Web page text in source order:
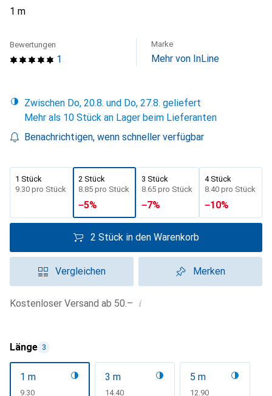
1 m
1
Bewertungen Marke
Mehr von InLine
Zwischen Do, 20.8. und Do, 27.8. geliefert
Mehr als 10 Stück an Lager beim Lieferanten
Benachrichtigen, wenn schneller verfügbar
1 Stück
CHF
9.30 pro Stück
2 Stück
CHF
8.85 pro Stück
−5%
3 Stück
CHF
8.65 pro Stück
−7%
4 Stück
CHF
8.40 pro Stück
−10%
2 Stück in den Warenkorb
Vergleichen Merken
Kostenloser Versand ab 50.– i
Länge 3
1 m
CHF
9.30
3 m
CHF
14.40
5 m
CHF
12.90